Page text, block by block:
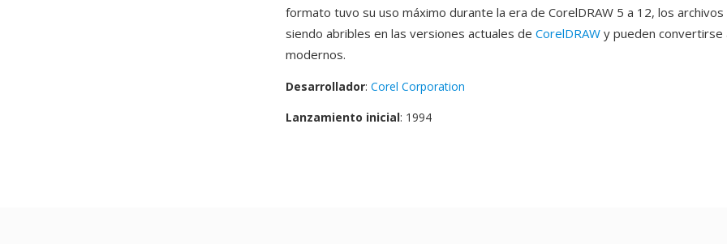
formato tuvo su uso máximo durante la era de CorelDRAW 5 a 12, los archivos
siendo abribles en las versiones actuales de CorelDRAW y pueden
modernos.
Desarrollador: Corel Corporation
Lanzamiento inicial: 1994